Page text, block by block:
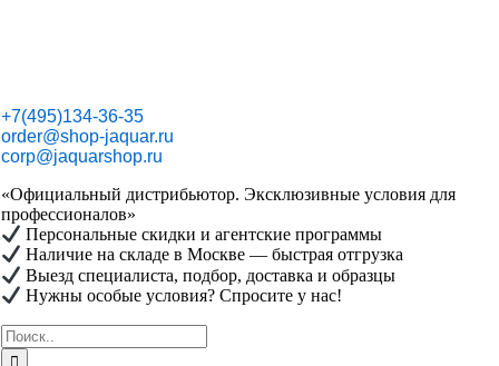
+7(495)134-36-35
order@shop-jaquar.ru
corp@jaquarshop.ru
«Официальный дистрибьютор. Эксклюзивные условия для
профессионалов»
Персональные скидки и агентские программы
Наличие на складе в Москве — быстрая отгрузка
Выезд специалиста, подбор, доставка и образцы
Нужны особые условия? Спросите у нас!
Результат
поиска: